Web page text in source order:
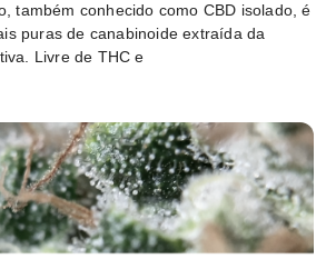
também conhecido como CBD isolado, é
puras de canabinoide extraída da
Livre de THC e